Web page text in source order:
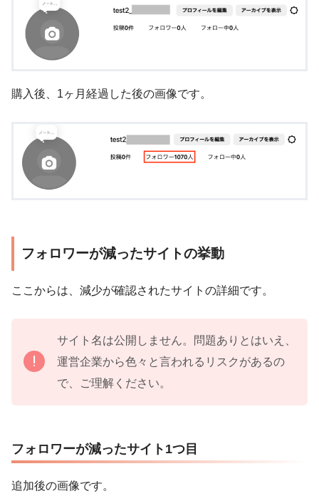
購入後、1ヶ月経過した後の画像です。
フォロワーが減ったサイトの挙動
ここからは、減少が確認されたサイトの詳細です。
サイト名は公開しません。問題ありとはいえ、
運営企業から色々と言われるリスクがあるの
で、ご理解ください。
フォロワーが減ったサイト1つ目
追加後の画像です。